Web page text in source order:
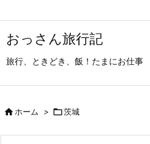
おっさん旅行記
旅行、ときどき、飯！たまにお仕事
ホーム > 茨城